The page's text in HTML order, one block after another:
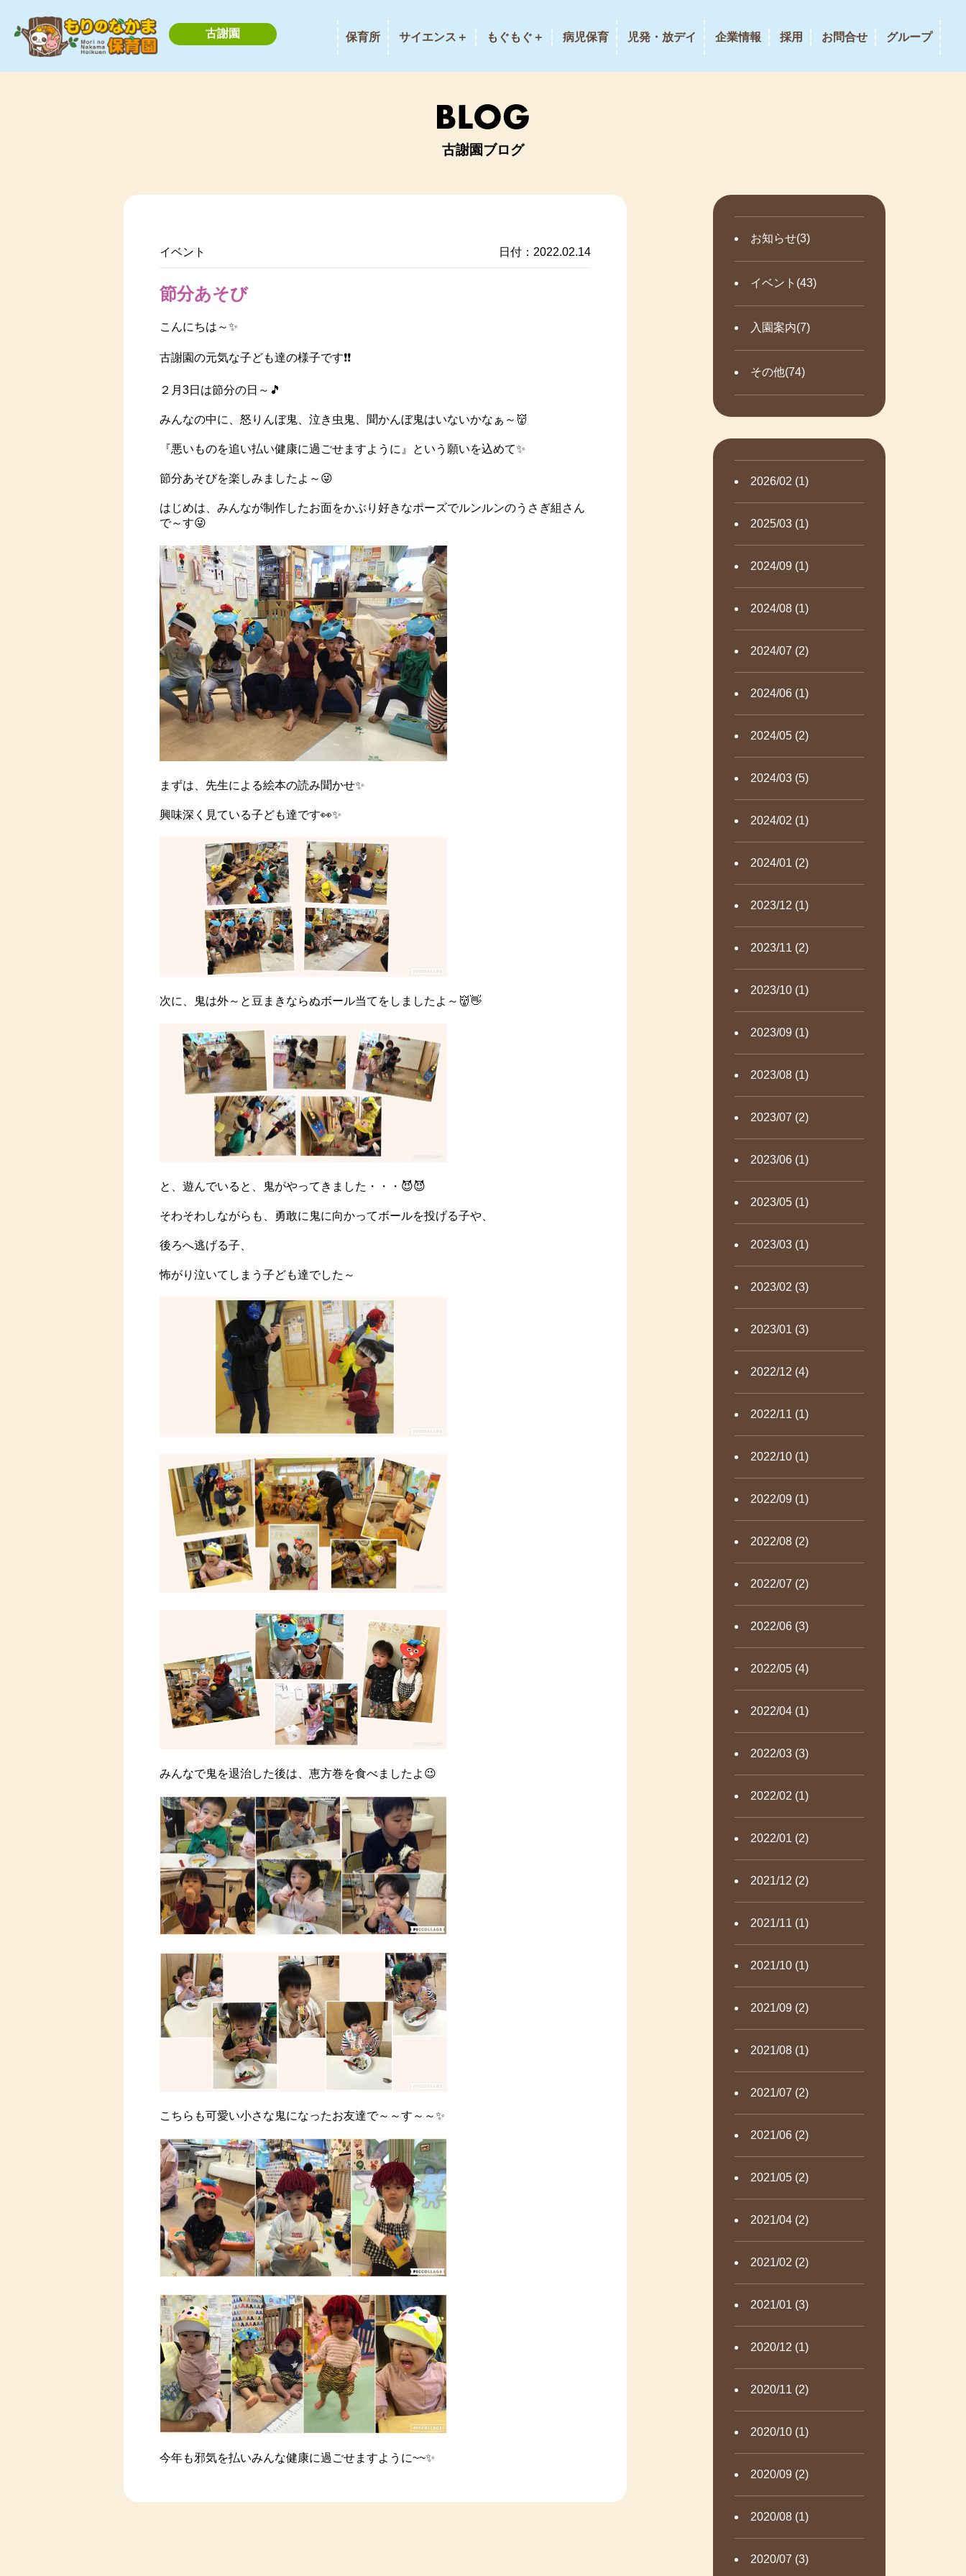
古謝園 保育所 サイエンス＋ もぐもぐ＋ 病児保育 児発・放デイ 企業情報 採用 お問合せ グループ
古謝園ブログ
お知らせ(3)
イベント(43)
入園案内(7)
その他(74)
2026/02 (1)
2025/03 (1)
2024/09 (1)
2024/08 (1)
2024/07 (2)
2024/06 (1)
2024/05 (2)
2024/03 (5)
2024/02 (1)
2024/01 (2)
2023/12 (1)
2023/11 (2)
2023/10 (1)
2023/09 (1)
2023/08 (1)
2023/07 (2)
2023/06 (1)
2023/05 (1)
2023/03 (1)
2023/02 (3)
2023/01 (3)
2022/12 (4)
2022/11 (1)
2022/10 (1)
2022/09 (1)
2022/08 (2)
2022/07 (2)
2022/06 (3)
2022/05 (4)
2022/04 (1)
2022/03 (3)
2022/02 (1)
2022/01 (2)
2021/12 (2)
2021/11 (1)
2021/10 (1)
2021/09 (2)
2021/08 (1)
2021/07 (2)
2021/06 (2)
2021/05 (2)
2021/04 (2)
2021/02 (2)
2021/01 (3)
2020/12 (1)
2020/11 (2)
2020/10 (1)
2020/09 (2)
2020/08 (1)
2020/07 (3)
イベント 日付：2022.02.14
節分あそび
こんにちは～✨
古謝園の元気な子ども達の様子です❗️❗️
２月3日は節分の日～🎵
みんなの中に、怒りんぼ鬼、泣き虫鬼、聞かんぼ鬼はいないかなぁ～👹
『悪いものを追い払い健康に過ごせますように』という願いを込めて✨
節分あそびを楽しみましたよ～😜
はじめは、みんなが制作したお面をかぶり好きなポーズでルンルンのうさぎ組さん
で～す😜
まずは、先生による絵本の読み聞かせ✨
興味深く見ている子ども達です👀✨
次に、鬼は外～と豆まきならぬボール当てをしましたよ～👹👋
と、遊んでいると、鬼がやってきました・・・😈😈
そわそわしながらも、勇敢に鬼に向かってボールを投げる子や、
後ろへ逃げる子、
怖がり泣いてしまう子ども達でした～
みんなで鬼を退治した後は、恵方巻を食べましたよ😉
こちらも可愛い小さな鬼になったお友達で～～す～～✨
今年も邪気を払いみんな健康に過ごせますように~~✨